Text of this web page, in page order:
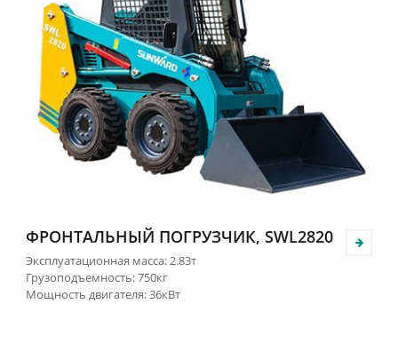
ФРОНТАЛЬНЫЙ ПОГРУЗЧИК, SWL2820
Эксплуатационная масса: 2.83т
Грузоподъемность: 750кг
Мощность двигателя: 36кВт